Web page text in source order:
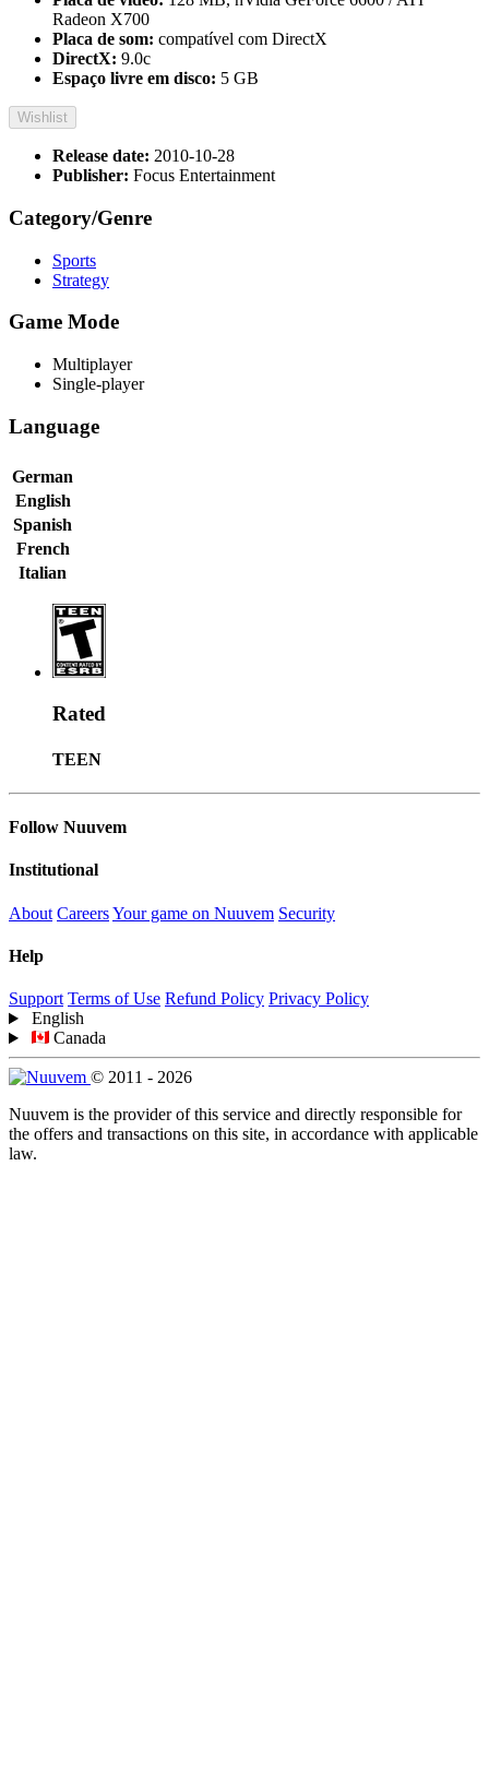
Radeon X700
Placa de som: compatível com DirectX
DirectX: 9.0c
Espaço livre em disco: 5 GB
Wishlist
Release date: 2010-10-28
Publisher: Focus Entertainment
Category/Genre
Sports
Strategy
Game Mode
Multiplayer
Single-player
Language
German
English
Spanish
French
Italian
Rated
TEEN
Follow Nuuvem
Institutional
About CareersYour game on Nuuvem Security
Help
Support Terms of Use Refund Policy Privacy Policy
English
Canada
© 2011 - 2026
Nuuvem is the provider of this service and directly responsible for
the offers and transactions on this site, in accordance with applicable
law.